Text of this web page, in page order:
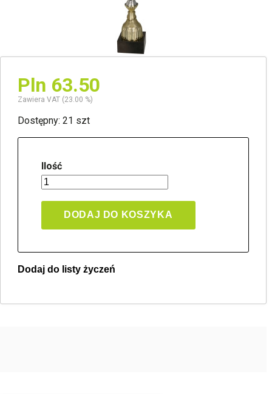
Pln 63.50
Zawiera VAT (23.00 %)
Dostępny: 21 szt
Ilość
DODAJ DO KOSZYKA
Dodaj do listy życzeń